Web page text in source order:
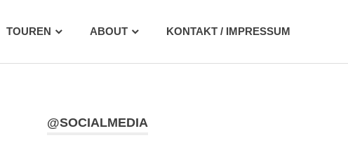
TOUREN ABOUT KONTAKT / IMPRESSUM
@SOCIALMEDIA